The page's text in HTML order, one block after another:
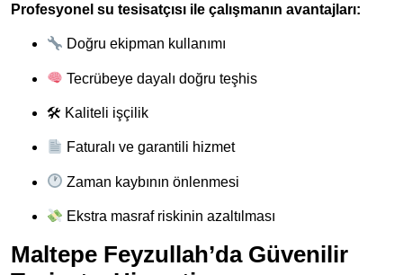
Profesyonel su tesisatçısı ile çalışmanın avantajları:
Doğru ekipman kullanımı
Tecrübeye dayalı doğru teşhis
🛠 Kaliteli işçilik
Faturalı ve garantili hizmet
Zaman kaybının önlenmesi
Ekstra masraf riskinin azaltılması
Maltepe Feyzullah’da Güvenilir